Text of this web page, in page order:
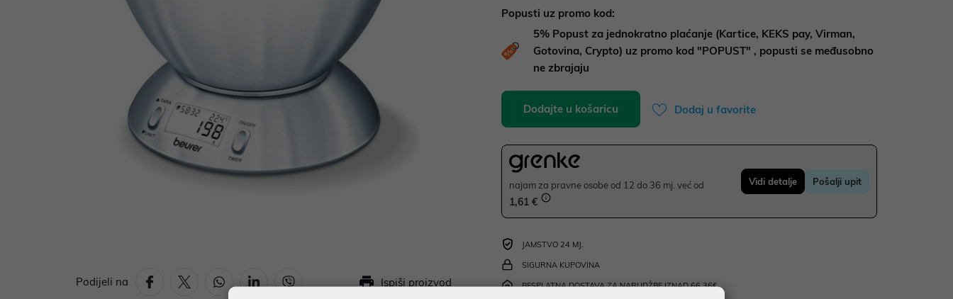
Podijeli na Ispiši proizvod
Popusti uz promo kod:
5% Popust za jednokratno plaćanje (Kartice, KEKS pay, Virman,
Gotovina, Crypto) uz promo kod "POPUST" , popusti se međusobno
ne zbrajaju
Dodajte u košaricu Dodaj u favorite
najam za pravne osobe od 12 do 36 mj. već od
1,61 €
Vidi detalje Pošalji upit
JAMSTVO 24 MJ.
SIGURNA KUPOVINA
BESPLATNA DOSTAVA ZA NARUDŽBE IZNAD 66,36€